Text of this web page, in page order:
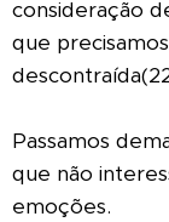
consideração
que
Passamos
que não
emoções.